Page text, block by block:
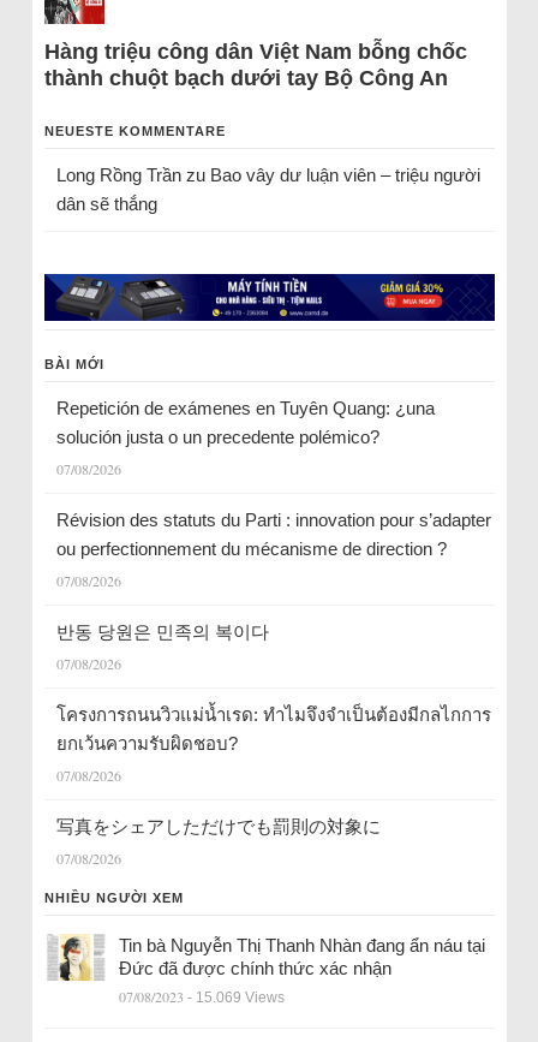
Hàng triệu công dân Việt Nam bỗng chốc
thành chuột bạch dưới tay Bộ Công An
NEUESTE KOMMENTARE
Long Rồng Trầnzu Bao vây dư luận viên – triệu người
dân sẽ thắng
BÀI MỚI
Repetición de exámenes en Tuyên Quang: ¿una
solución justa o un precedente polémico?
07/08/2026
Révision des statuts du Parti : innovation pour s’adapter
ou perfectionnement du mécanisme de direction ?
07/08/2026
반동 당원은 민족의 복이다
07/08/2026
โครงการถนนวิวแม่น้ำเรด: ทำไมจึงจำเป็นต้องมีกลไกการ
ยกเว้นความรับผิดชอบ?
07/08/2026
写真をシェアしただけでも罰則の対象に
07/08/2026
NHIỀU NGƯỜI XEM
Tin bà Nguyễn Thị Thanh Nhàn đang ẩn náu tại
Đức đã được chính thức xác nhận
07/08/2023 - 15.069 Views